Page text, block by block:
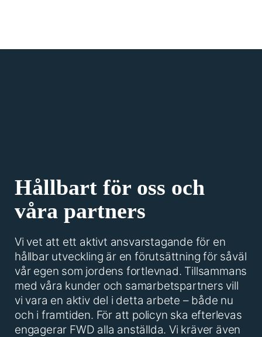
Hållbart för oss och
våra partners
Vi vet att ett aktivt ansvarstagande för en
hållbar utveckling är en förutsättning för såväl
vår egen som jordens fortlevnad. Tillsammans
med våra kunder och samarbetspartners vill
vi vara en aktiv del i detta arbete – både nu
och i framtiden. För att policyn ska efterlevas
engagerar FWD alla anställda. Vi kräver även